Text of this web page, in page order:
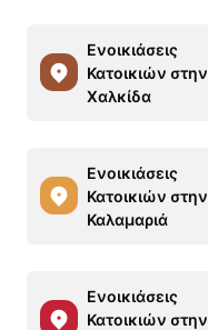
Ενοικιάσεις
Κατοικιών στην
Χαλκίδα
Ενοικιάσεις
Κατοικιών στην
Καλαμαριά
Ενοικιάσεις
Κατοικιών στην